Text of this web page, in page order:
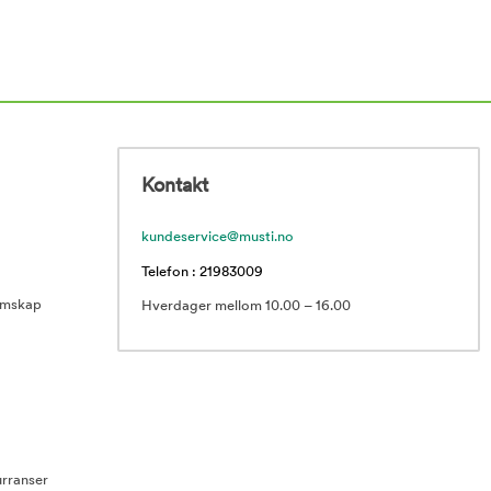
Kontakt
kundeservice@musti.no
Telefon : 21983009
Hverdager mellom 10.00 – 16.00